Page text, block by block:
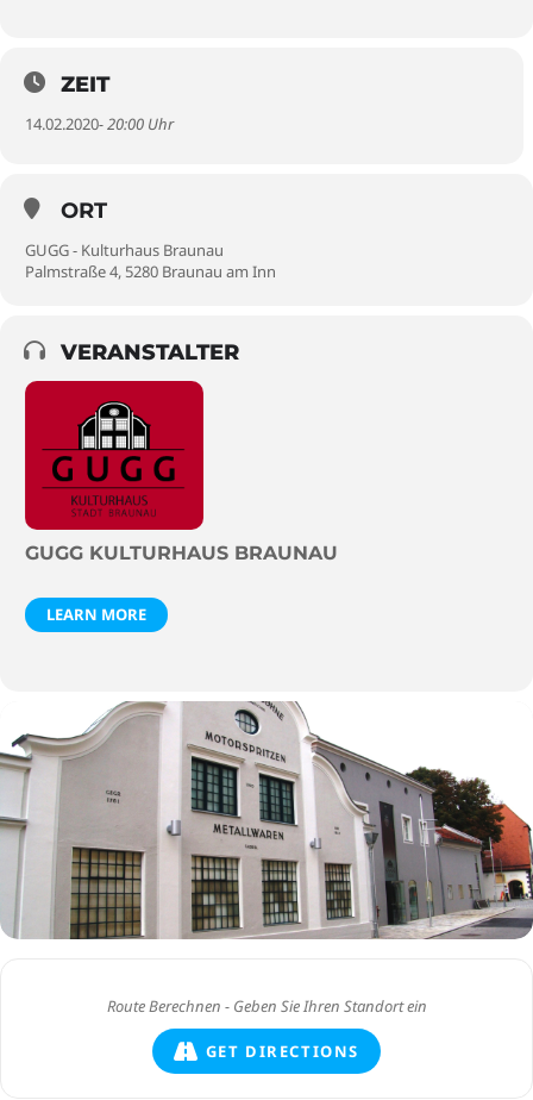
ZEIT
14.02.2020- 20:00 Uhr
ORT
GUGG - Kulturhaus Braunau
Palmstraße 4, 5280 Braunau am Inn
VERANSTALTER
GUGG KULTURHAUS BRAUNAU
LEARN MORE
GET DIRECTIONS